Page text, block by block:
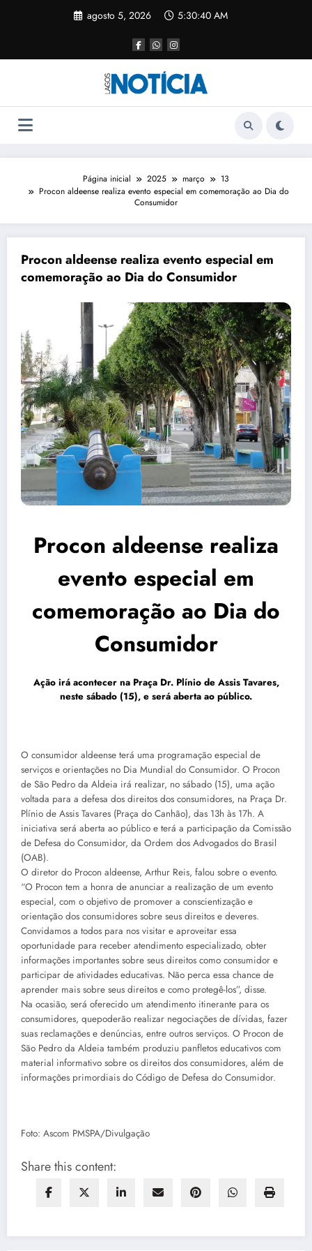
agosto 5, 2026 5:30:40 AM
Página inicial 2025 março
13
Procon aldeense realiza evento especial em comemoração ao Dia do
Consumidor
Procon aldeense realiza evento especial em
comemoração ao Dia do Consumidor
Procon aldeense realiza
evento especial em
comemoração ao Dia do
Consumidor
Ação irá acontecer na Praça Dr. Plínio de Assis Tavares,
neste sábado (15), e será aberta ao público.
O consumidor aldeense terá uma programação especial de
serviços e orientações no Dia Mundial do Consumidor. O Procon
de São Pedro da Aldeia irá realizar, no sábado (15), uma ação
voltada para a defesa dos direitos dos consumidores, na Praça Dr.
Plínio de Assis Tavares (Praça do Canhão), das 13h às 17h. A
iniciativa será aberta ao público e terá a participação da Comissão
de Defesa do Consumidor, da Ordem dos Advogados do Brasil
(OAB).
O diretor do Procon aldeense, Arthur Reis, falou sobre o evento.
“O Procon tem a honra de anunciar a realização de um evento
especial, com o objetivo de promover a conscientização e
orientação dos consumidores sobre seus direitos e deveres.
Convidamos a todos para nos visitar e aproveitar essa
oportunidade para receber atendimento especializado, obter
informações importantes sobre seus direitos como consumidor e
participar de atividades educativas. Não perca essa chance de
aprender mais sobre seus direitos e como protegê-los”, disse.
Na ocasião, será oferecido um atendimento itinerante para os
consumidores, quepoderão realizar negociações de dívidas, fazer
suas reclamações e denúncias, entre outros serviços. O Procon de
São Pedro da Aldeia também produziu panfletos educativos com
material informativo sobre os direitos dos consumidores, além de
informações primordiais do Código de Defesa do Consumidor.
Foto: Ascom PMSPA/Divulgação
Share this content: